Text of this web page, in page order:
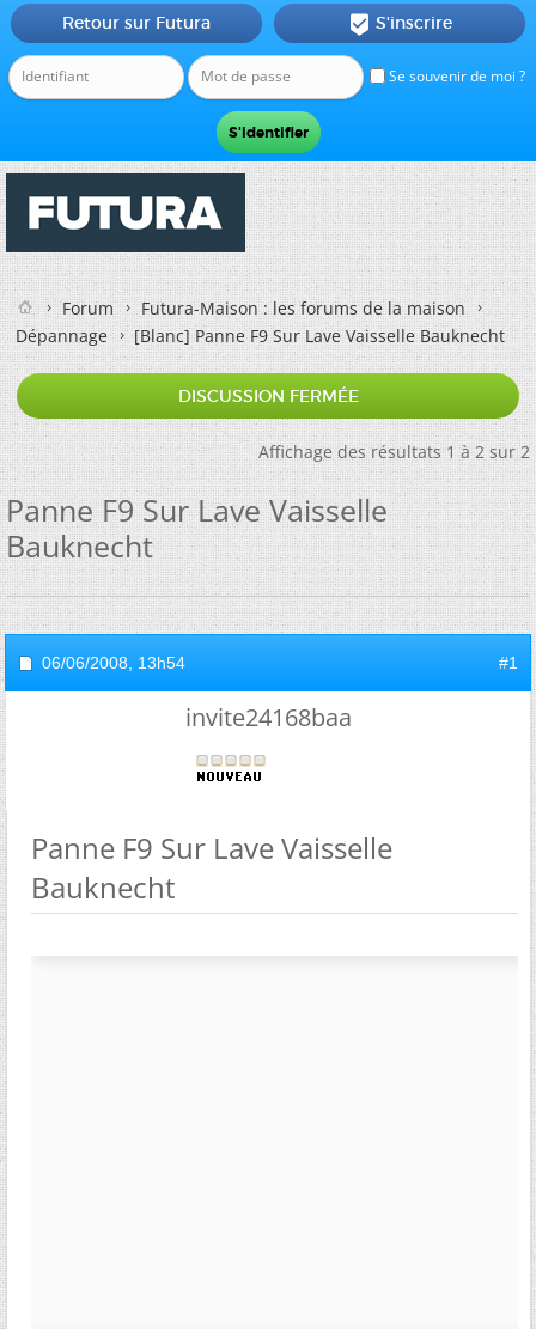
Se souvenir de moi ?
Retour sur Futura  S'inscrire
Forum
Futura-Maison : les forums de la maison
Dépannage
[Blanc]Panne F9 Sur Lave Vaisselle Bauknecht
DISCUSSION FERMÉE
Affichage des résultats 1 à 2 sur 2
Panne F9 Sur Lave Vaisselle
Bauknecht
06/06/2008, 13h54 #1
invite24168baa
Panne F9 Sur Lave Vaisselle
Bauknecht